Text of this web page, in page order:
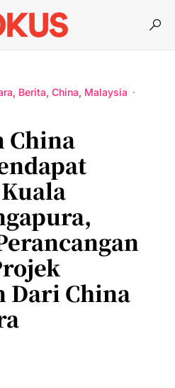
Berita China Malaysia
China
Dari China